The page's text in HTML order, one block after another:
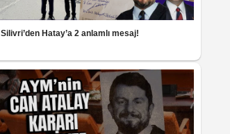
Silivri’den Hatay’a 2 anlamlı mesaj!